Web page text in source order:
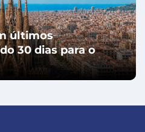
últimos
30 dias para o